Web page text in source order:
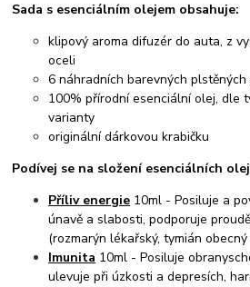
Sada s esenciálním olejem obsahuje:
klipový aroma difuzér do auta, z
oceli
6 náhradních barevných
100% přírodní esenciální olej, dle
varianty
originální dárkovou krabičku
Podívej se na složení esenciálních
Příliv energie 10ml - Posiluje a
únavě a slabosti, podporuje
(rozmarýn lékařský, tymián
Imunita 10ml - Posiluje
ulevuje při úzkosti a depresích,